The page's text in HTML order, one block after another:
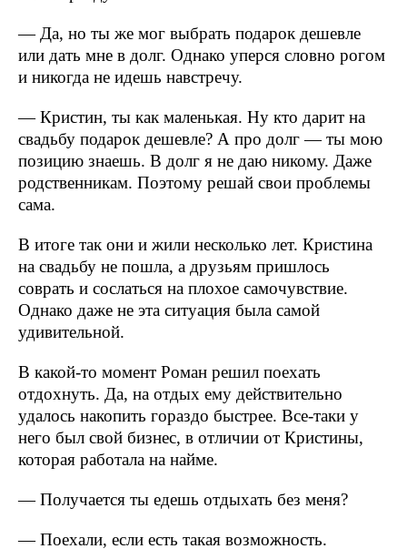
— Да, но ты же мог выбрать подарок дешевле
или дать мне в долг. Однако уперся словно рогом
и никогда не идешь навстречу.
— Кристин, ты как маленькая. Ну кто дарит на
свадьбу подарок дешевле? А про долг — ты мою
позицию знаешь. В долг я не даю никому. Даже
родственникам. Поэтому решай свои проблемы
сама.
В итоге так они и жили несколько лет. Кристина
на свадьбу не пошла, а друзьям пришлось
соврать и сослаться на плохое самочувствие.
Однако даже не эта ситуация была самой
удивительной.
В какой-то момент Роман решил поехать
отдохнуть. Да, на отдых ему действительно
удалось накопить гораздо быстрее. Все-таки у
него был свой бизнес, в отличии от Кристины,
которая работала на найме.
— Получается ты едешь отдыхать без меня?
— Поехали, если есть такая возможность.